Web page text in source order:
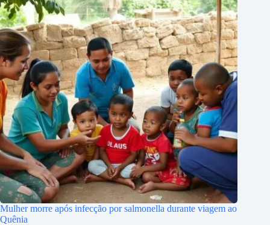
Mulher morre após infecção por salmonella durante viagem ao
Quênia